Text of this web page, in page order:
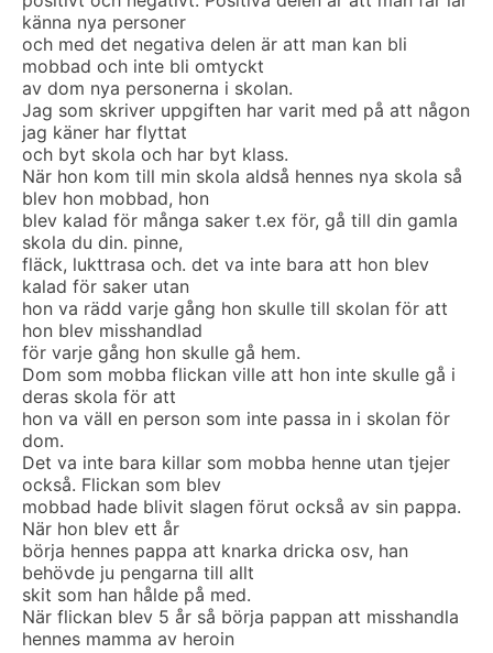
känna nya personer
och med det negativa delen är att man kan bli
mobbad och inte bli omtyckt
av dom nya personerna i skolan.
Jag som skriver uppgiften har varit med på att någon
jag käner har flyttat
och byt skola och har byt klass.
När hon kom till min skola aldså hennes nya skola så
blev hon mobbad, hon
blev kalad för många saker t.ex för, gå till din gamla
skola du din. pinne,
fläck, lukttrasa och. det va inte bara att hon blev
kalad för saker utan
hon va rädd varje gång hon skulle till skolan för att
hon blev misshandlad
för varje gång hon skulle gå hem.
Dom som mobba flickan ville att hon inte skulle gå i
deras skola för att
hon va väll en person som inte passa in i skolan för
dom.
Det va inte bara killar som mobba henne utan tjejer
också. Flickan som blev
mobbad hade blivit slagen förut också av sin pappa.
När hon blev ett år
börja hennes pappa att knarka dricka osv, han
behövde ju pengarna till allt
skit som han hålde på med.
När flickan blev 5 år så börja pappan att misshandla
hennes mamma av heroin